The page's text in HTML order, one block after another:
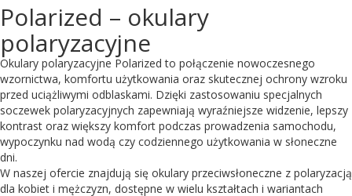
Polarized – okulary
polaryzacyjne
Okulary polaryzacyjne Polarized to połączenie nowoczesnego
wzornictwa, komfortu użytkowania oraz skutecznej ochrony wzroku
przed uciążliwymi odblaskami. Dzięki zastosowaniu specjalnych
soczewek polaryzacyjnych zapewniają wyraźniejsze widzenie, lepszy
kontrast oraz większy komfort podczas prowadzenia samochodu,
wypoczynku nad wodą czy codziennego użytkowania w słoneczne
dni.
W naszej ofercie znajdują się okulary przeciwsłoneczne z polaryzacją
dla kobiet i mężczyzn, dostępne w wielu kształtach i wariantach